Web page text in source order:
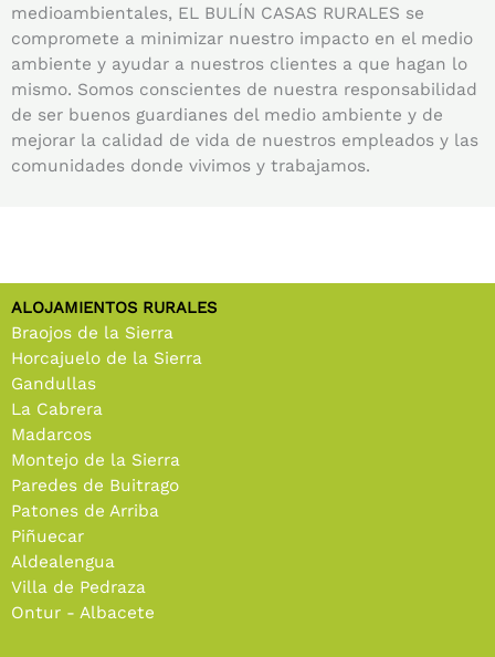
medioambientales, EL BULÍN CASAS RURALES se
compromete a minimizar nuestro impacto en el medio
ambiente y ayudar a nuestros clientes a que hagan lo
mismo. Somos conscientes de nuestra responsabilidad
de ser buenos guardianes del medio ambiente y de
mejorar la calidad de vida de nuestros empleados y las
comunidades donde vivimos y trabajamos.
ALOJAMIENTOS RURALES
Braojos de la Sierra
Horcajuelo de la Sierra
Gandullas
La Cabrera
Madarcos
Montejo de la Sierra
Paredes de Buitrago
Patones de Arriba
Piñuecar
Aldealengua
Villa de Pedraza
Ontur - Albacete